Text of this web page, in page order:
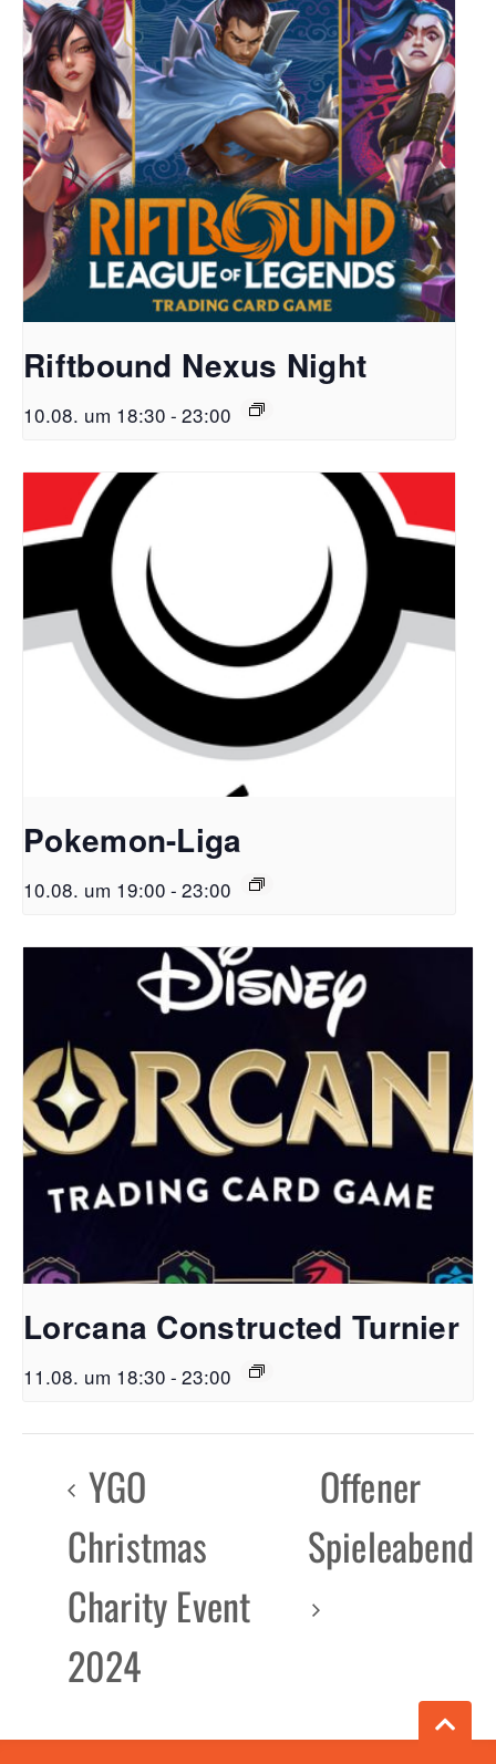
Riftbound Nexus Night
10.08. um 18:30 - 23:00
Pokemon-Liga
10.08. um 19:00 - 23:00
Lorcana Constructed Turnier
11.08. um 18:30 - 23:00
YGO
Christmas
Charity Event
2024
Offener
Spieleabend